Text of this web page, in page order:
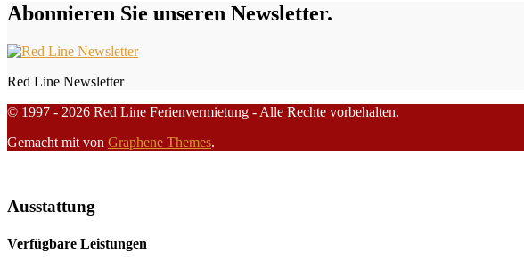
Abonnieren Sie unseren Newsletter.
Red Line Newsletter
© 1997 - 2026 Red Line Ferienvermietung - Alle Rechte vorbehalten.
Gemacht mit von Graphene Themes.
Ausstattung
Verfügbare Leistungen